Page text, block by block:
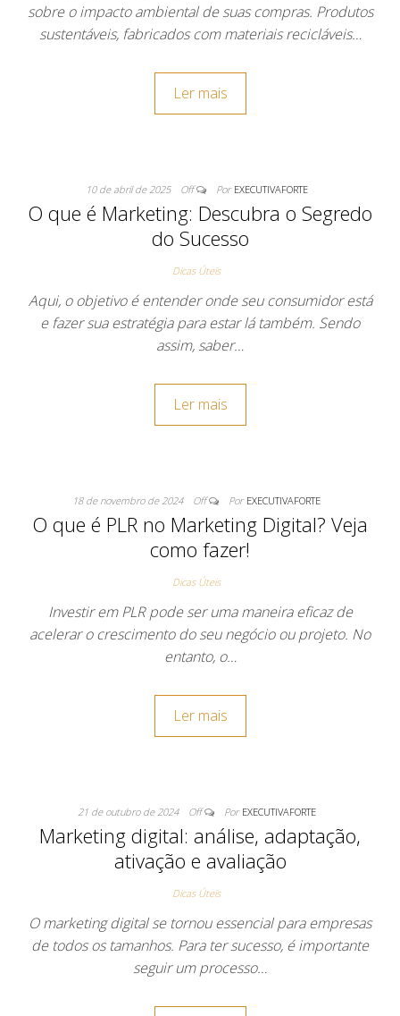
sobre o impacto ambiental de suas compras. Produtos
sustentáveis, fabricados com materiais recicláveis…
Ler mais
10 de abril de 2025 Off Por EXECUTIVAFORTE
O que é Marketing: Descubra o Segredo
do Sucesso
Dicas Úteis
Aqui, o objetivo é entender onde seu consumidor está
e fazer sua estratégia para estar lá também. Sendo
assim, saber…
Ler mais
18 de novembro de 2024 Off Por EXECUTIVAFORTE
O que é PLR no Marketing Digital? Veja
como fazer!
Dicas Úteis
Investir em PLR pode ser uma maneira eficaz de
acelerar o crescimento do seu negócio ou projeto. No
entanto, o…
Ler mais
21 de outubro de 2024 Off Por EXECUTIVAFORTE
Marketing digital: análise, adaptação,
ativação e avaliação
Dicas Úteis
O marketing digital se tornou essencial para empresas
de todos os tamanhos. Para ter sucesso, é importante
seguir um processo…